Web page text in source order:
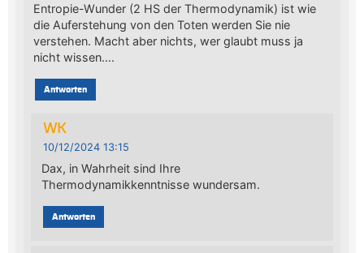
Entropie-Wunder (2 HS der Thermodynamik) ist wie
die Auferstehung von den Toten werden Sie nie
verstehen. Macht aber nichts, wer glaubt muss ja
nicht wissen….
Antworten
WK
10/12/2024 13:15
Dax, in Wahrheit sind Ihre
Thermodynamikkenntnisse wundersam.
Antworten